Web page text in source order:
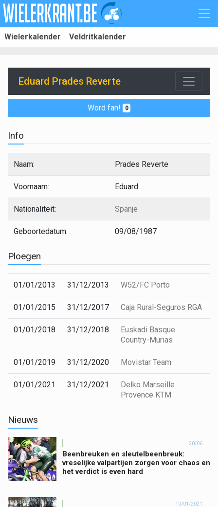
Wielerkalender Veldritkalender
Eduard Prades Reverte
Word fan! 0
Info
Naam: Prades Reverte
Voornaam: Eduard
Nationaliteit: Spanje
Geboortedatum: 09/08/1987
Ploegen
01/01/2013 31/12/2013 W52/FC Porto
01/01/2015 31/12/2017 Caja Rural-Seguros RGA
01/01/2018 31/12/2018
Euskadi Basque
Country-Murias
01/01/2019 31/12/2020 Movistar Team
01/01/2021 31/12/2021
Delko Marseille
Provence KTM
Nieuws
20/06
Beenbreuken en sleutelbeenbreuk:
vreselijke valpartijen zorgen voor chaos en
het verdict is even hard
10/01/2021